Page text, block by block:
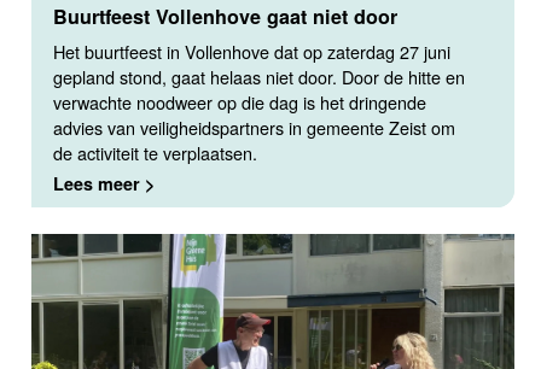
Buurtfeest Vollenhove gaat niet door
Het buurtfeest in Vollenhove dat op zaterdag 27 juni
gepland stond, gaat helaas niet door. Door de hitte en
verwachte noodweer op die dag is het dringende
advies van veiligheidspartners in gemeente Zeist om
de activiteit te verplaatsen.
Lees meer >